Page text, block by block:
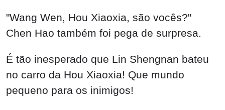
"Wang Wen, Hou Xiaoxia, são vocês?"
Chen Hao também foi pega de surpresa.
É tão inesperado que Lin Shengnan bateu
no carro da Hou Xiaoxia! Que mundo
pequeno para os inimigos!